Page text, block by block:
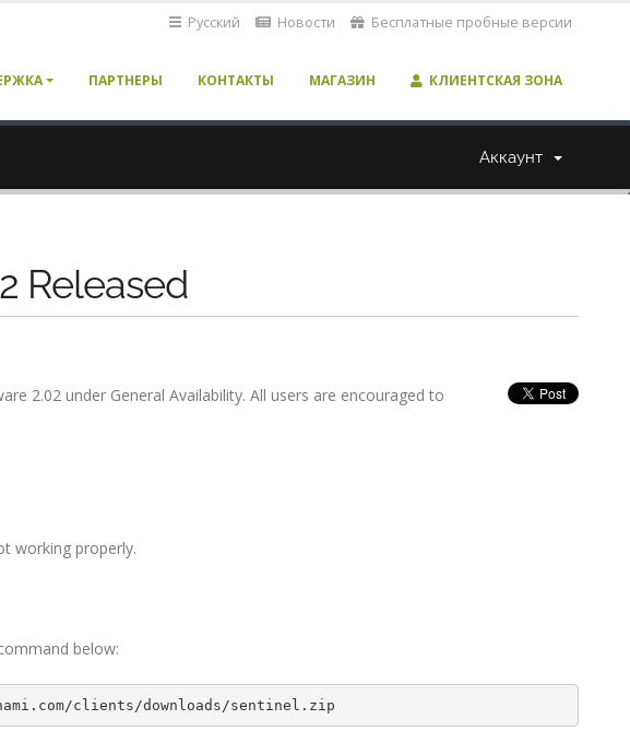
Русский Новости Бесплатные пробные версии
ПАРТНЕРЫ КОНТАКТЫ МАГАЗИН КЛИЕНТСКАЯ ЗОНА
Аккаунт
Released
2.02 under General Availability. All users are encouraged to
working properly.
below:
clients/downloads/sentinel.zip